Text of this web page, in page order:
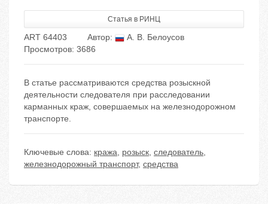
Статья в РИНЦ
ART 64403 Автор:
А. В. Белоусов
Просмотров: 3686
В статье рассматриваются средства розыскной
деятельности следователя при расследовании
карманных краж, совершаемых на железнодорожном
транспорте.
Ключевые слова: кража, розыск, следователь,
железнодорожный транспорт, средства